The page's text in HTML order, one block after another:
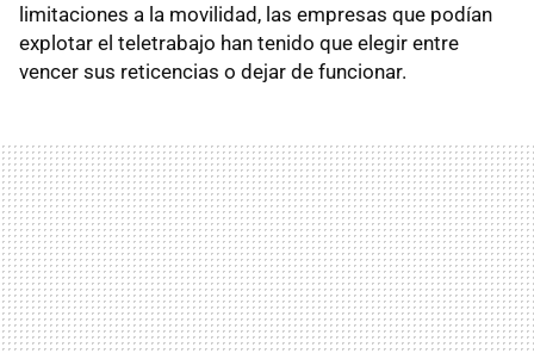
limitaciones a la movilidad, las empresas que podían
explotar el teletrabajo han tenido que elegir entre
vencer sus reticencias o dejar de funcionar.